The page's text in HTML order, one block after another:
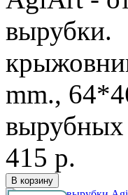
вырубки.
mm.,
415 р.